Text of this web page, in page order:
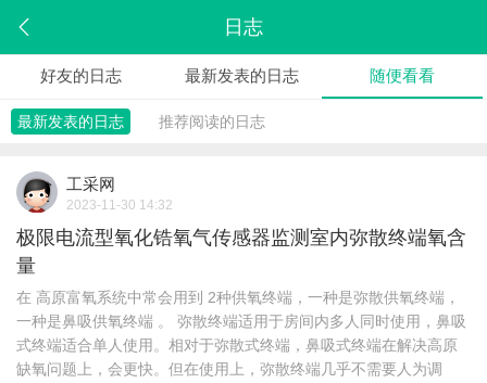
日志
好友的日志 最新发表的日志 随便看看
最新发表的日志 推荐阅读的日志
工采网
2023-11-30 14:32
极限电流型氧化锆氧气传感器监测室内弥散终端氧含
量
在 高原富氧系统中常会用到 2种供氧终端，一种是弥散供氧终端，
一种是鼻吸供氧终端 。 弥散终端适用于房间内多人同时使用，鼻吸
式终端适合单人使用。相对于弥散式终端，鼻吸式终端在解决高原
缺氧问题上，会更快。但在使用上，弥散终端几乎不需要人为调